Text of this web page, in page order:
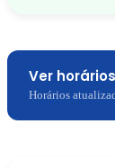
Ver
Horários